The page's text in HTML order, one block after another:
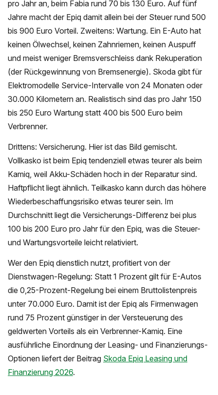
pro Jahr an, beim Fabia rund 70 bis 130 Euro. Auf fünf
Jahre macht der Epiq damit allein bei der Steuer rund 500
bis 900 Euro Vorteil. Zweitens: Wartung. Ein E-Auto hat
keinen Ölwechsel, keinen Zahnriemen, keinen Auspuff
und meist weniger Bremsverschleiss dank Rekuperation
(der Rückgewinnung von Bremsenergie). Skoda gibt für
Elektromodelle Service-Intervalle von 24 Monaten oder
30.000 Kilometern an. Realistisch sind das pro Jahr 150
bis 250 Euro Wartung statt 400 bis 500 Euro beim
Verbrenner.
Drittens: Versicherung. Hier ist das Bild gemischt.
Vollkasko ist beim Epiq tendenziell etwas teurer als beim
Kamiq, weil Akku-Schäden hoch in der Reparatur sind.
Haftpflicht liegt ähnlich. Teilkasko kann durch das höhere
Wiederbeschaffungsrisiko etwas teurer sein. Im
Durchschnitt liegt die Versicherungs-Differenz bei plus
100 bis 200 Euro pro Jahr für den Epiq, was die Steuer-
und Wartungsvorteile leicht relativiert.
Wer den Epiq dienstlich nutzt, profitiert von der
Dienstwagen-Regelung: Statt 1 Prozent gilt für E-Autos
die 0,25-Prozent-Regelung bei einem Bruttolistenpreis
unter 70.000 Euro. Damit ist der Epiq als Firmenwagen
rund 75 Prozent günstiger in der Versteuerung des
geldwerten Vorteils als ein Verbrenner-Kamiq. Eine
ausführliche Einordnung der Leasing- und Finanzierungs-
Optionen liefert der Beitrag Skoda Epiq Leasing und
Finanzierung 2026.